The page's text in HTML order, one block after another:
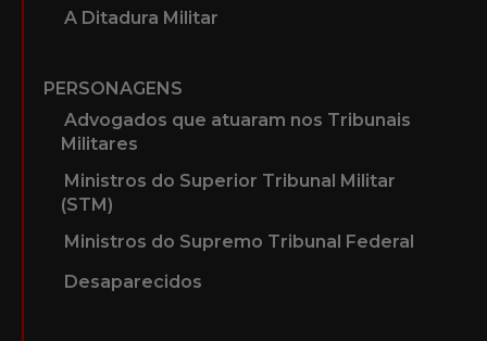
A Ditadura Militar
PERSONAGENS
Advogados que atuaram nos Tribunais
Militares
Ministros do Superior Tribunal Militar
(STM)
Ministros do Supremo Tribunal Federal
Desaparecidos